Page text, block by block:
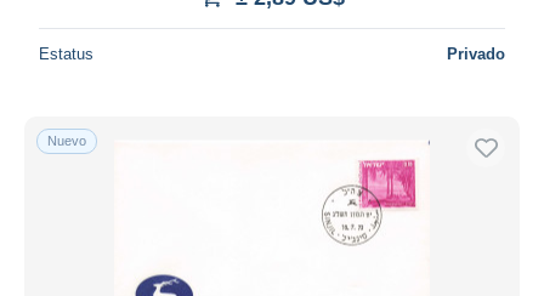
Estatus Privado
Nuevo